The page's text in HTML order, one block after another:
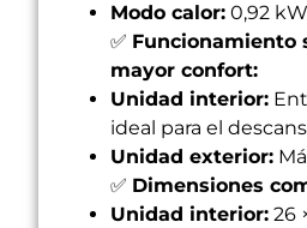
Modo calor: 0,92
✅ Funcionamiento
mayor confort:
Unidad interior:
ideal para el
Unidad exterior:
✅ Dimensiones
Unidad interior: 26